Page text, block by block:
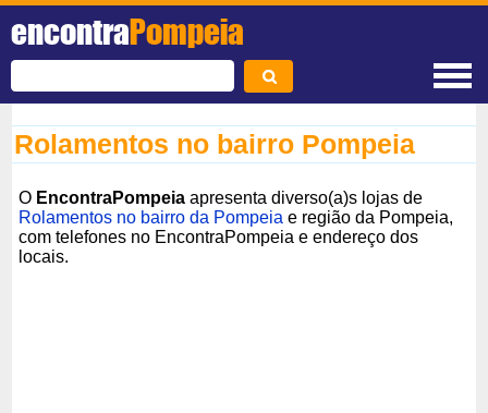
encontraPompeia
Rolamentos no bairro Pompeia
O EncontraPompeia apresenta diverso(a)s lojas de
Rolamentos no bairro da Pompeia e região da Pompeia,
com telefones no EncontraPompeia e endereço dos
locais.